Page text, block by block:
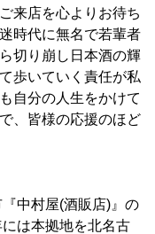
来店を心よりお待ち
時代に無名で若輩者
切り崩し日本酒の輝
歩いていく責任が私
自分の人生をかけて
、皆様の応援のほど
中村屋(酒販店)』の
は本拠地を北名古